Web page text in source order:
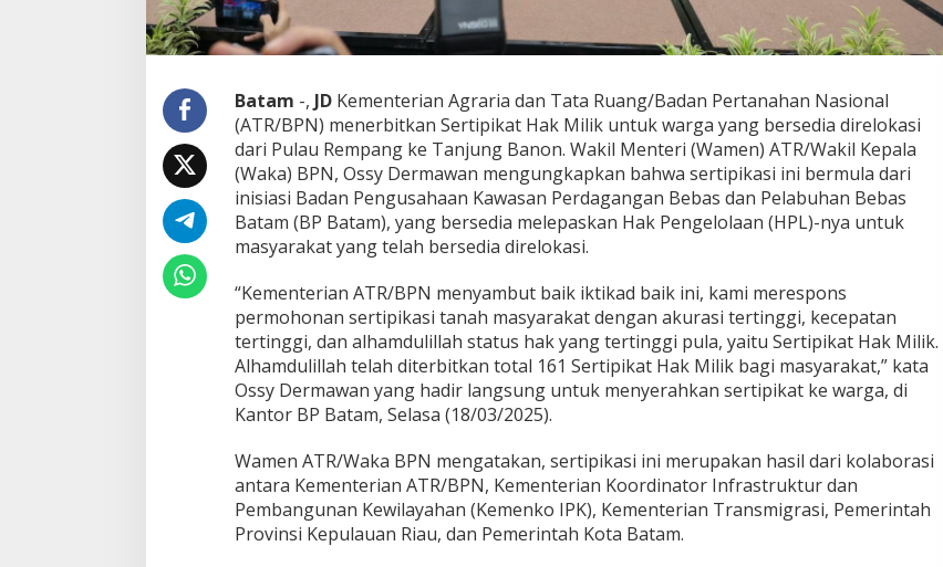
L
B
P
a
t
a
m
,
P
m
e
i
n
a
h
B
e
K
e
p
a
Batam -, JDKementerian Agraria dan Tata Ruang/Badan Pertanahan Nasional
(ATR/BPN) menerbitkan Sertipikat Hak Milik untuk warga yang bersedia direlokasi
dari Pulau Rempang ke Tanjung Banon. Wakil Menteri (Wamen) ATR/Wakil Kepala
(Waka) BPN, Ossy Dermawan mengungkapkan bahwa sertipikasi ini bermula dari
inisiasi Badan Pengusahaan Kawasan Perdagangan Bebas dan Pelabuhan Bebas
Batam (BP Batam), yang bersedia melepaskan Hak Pengelolaan (HPL)-nya untuk
masyarakat yang telah bersedia direlokasi.
“Kementerian ATR/BPN menyambut baik iktikad baik ini, kami merespons
permohonan sertipikasi tanah masyarakat dengan akurasi tertinggi, kecepatan
tertinggi, dan alhamdulillah status hak yang tertinggi pula, yaitu Sertipikat Hak Milik.
Alhamdulillah telah diterbitkan total 161 Sertipikat Hak Milik bagi masyarakat,” kata
Ossy Dermawan yang hadir langsung untuk menyerahkan sertipikat ke warga, di
Kantor BP Batam, Selasa (18/03/2025).
Wamen ATR/Waka BPN mengatakan, sertipikasi ini merupakan hasil dari kolaborasi
antara Kementerian ATR/BPN, Kementerian Koordinator Infrastruktur dan
Pembangunan Kewilayahan (Kemenko IPK), Kementerian Transmigrasi, Pemerintah
Provinsi Kepulauan Riau, dan Pemerintah Kota Batam.